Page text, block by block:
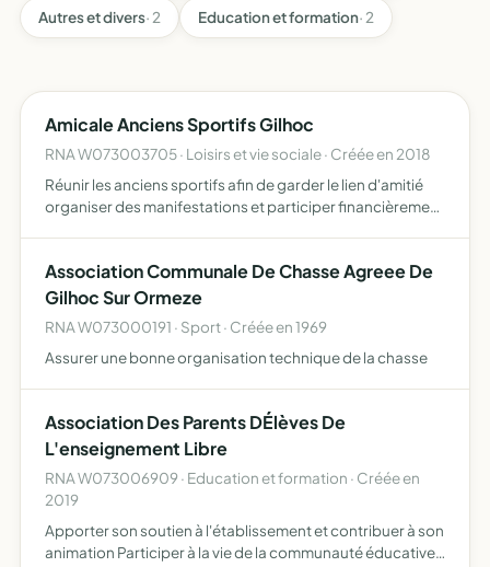
Autres et divers· 2 Education et formation· 2
Amicale Anciens Sportifs Gilhoc
RNA W073003705 · Loisirs et vie sociale · Créée en 2018
Réunir les anciens sportifs afin de garder le lien d'amitié
organiser des manifestations et participer financièrement
Association Communale De Chasse Agreee De
Gilhoc Sur Ormeze
RNA W073000191 · Sport · Créée en 1969
Assurer une bonne organisation technique de la chasse
Association Des Parents DÉlèves De
L'enseignement Libre
RNA W073006909 · Education et formation · Créée en
2019
Apporter son soutien à l'établissement et contribuer à son
animation Participer à la vie de la communauté éducative